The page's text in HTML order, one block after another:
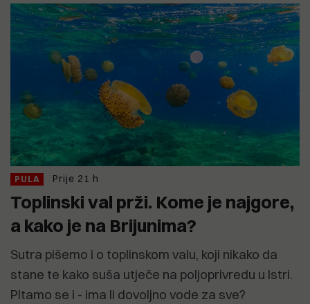
PULA Prije 21 h
Toplinski val prži. Kome je najgore,
a kako je na Brijunima?
Sutra pišemo i o toplinskom valu, koji nikako da
stane te kako suša utječe na poljoprivredu u Istri.
PItamo se i - ima li dovoljno vode za sve?